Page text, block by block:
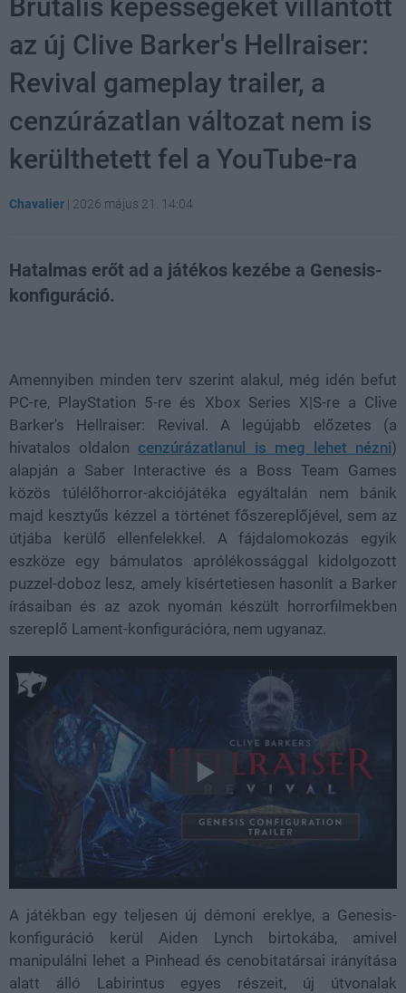
Brutális képességeket villantott
az új Clive Barker's Hellraiser:
Revival gameplay trailer, a
cenzúrázatlan változat nem is
kerülthetett fel a YouTube-ra
Chavalier | 2026 május 21. 14:04
Hatalmas erőt ad a játékos kezébe a Genesis-
konfiguráció.
Amennyiben minden terv szerint alakul, még idén befut
PC-re, PlayStation 5-re és Xbox Series X|S-re a Clive
Barker's Hellraiser: Revival. A legújabb előzetes (a
hivatalos oldalon cenzúrázatlanul is meg lehet nézni)
alapján a Saber Interactive és a Boss Team Games
közös túlélőhorror-akciójátéka egyáltalán nem bánik
majd kesztyűs kézzel a történet főszereplőjével, sem az
útjába kerülő ellenfelekkel. A fájdalomokozás egyik
eszköze egy bámulatos aprólékossággal kidolgozott
puzzel-doboz lesz, amely kísértetiesen hasonlít a Barker
írásaiban és az azok nyomán készült horrorfilmekben
szereplő Lament-konfigurációra, nem ugyanaz.
A játékban egy teljesen új démoni ereklye, a Genesis-
konfiguráció kerül Aiden Lynch birtokába, amivel
manipulálni lehet a Pinhead és cenobitatársai irányítása
alatt álló Labirintus egyes részeit, új útvonalak